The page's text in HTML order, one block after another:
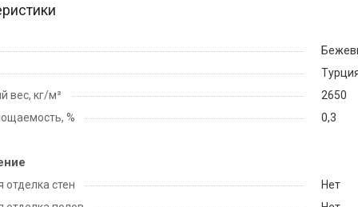
вес, кг/м³
2650
%
0,3
отделка стен
Нет